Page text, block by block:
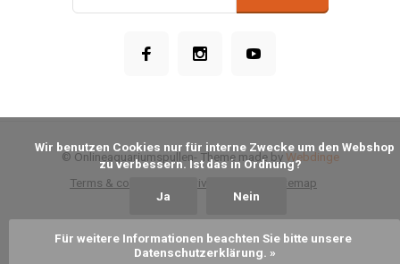
Terms & conditions Privacy Policy Sitemap
© Onlineaquariumspullen- Theme made by Webdinge
zu verbessern. Ist das in Ordnung?
Ja Nein
Für weitere Informationen beachten Sie bitte unsere
Datenschutzerklärung. »